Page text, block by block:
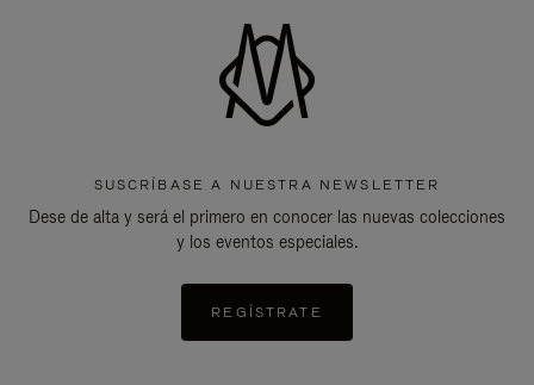
SUSCRÍBASE A NUESTRA NEWSLETTER
Dese de alta y será el primero en conocer las nuevas colecciones
y los eventos especiales.
REGÍSTRATE